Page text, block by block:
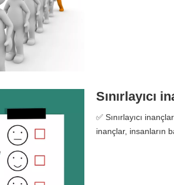
Sınırlayıcı
✅ Sınırlayıcı
inançlar, insanların